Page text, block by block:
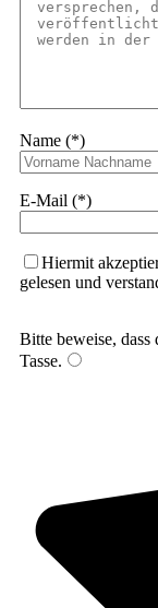
Name (*)
E-Mail (*)
Hiermit
gelesen und
Bitte beweise,
Tasse.